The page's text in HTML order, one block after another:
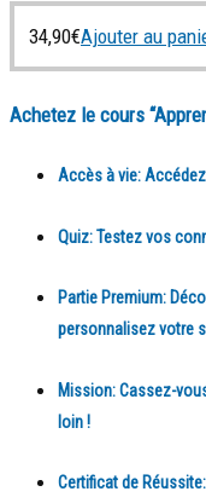
34,90€Ajouter au
Achetez le cours
Accès à vie:
Quiz:Testez vos
Partie Premium:
personnalisez votre
Mission:Cassez-
loin !
Certificat de Réussite: